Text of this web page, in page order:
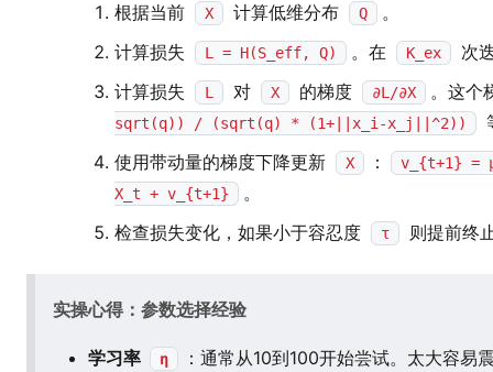
根据当前
X 计算低维分布 Q
。
计算损失
L = H(S_eff, Q) 。在 K_ex
次
计算损失
L 对 X 的梯度 ∂L/∂X 。这个
sqrt(q)) / (sqrt(q) * (1+||x_i-x_j||^2))
使用带动量的梯度下降更新
X ：
v_{t+1} =
X_t + v_{t+1}
。
检查损失变化，如果小于容忍度
τ 则提前终
实操心得：参数选择经验
学习率 η
：通常从10到100开始尝试。太大容易